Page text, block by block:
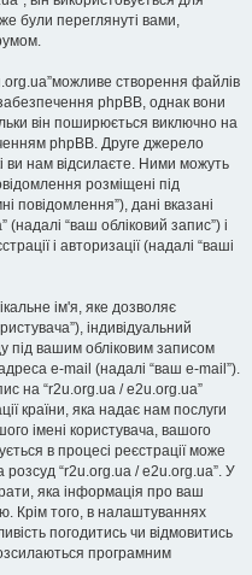
були переглянуті вами,
створення файлів
phpBB, однак вони
він поширюється виключно на
phpBB. Друге джерело
ви нам відсилаєте. Ними можуть
розміщені під
повідомлення”), дані вказані
“ваш обліковий запис”) і
і авторизації (надалі “ваші
ім'я, яке дозволяє
індивідуальний
під вашим обліковим записом
e-mail (надалі “ваш e-mail”).
на “r2u.org.ua / e2u.org.ua”
країни, яка надає нам послуги
імені користувача, вашого
в процесі реєстрації може
“r2u.org.ua / e2u.org.ua”. У
яка інформація про ваш
Крім того, в налаштуваннях
погодитись чи відмовитись
програмним